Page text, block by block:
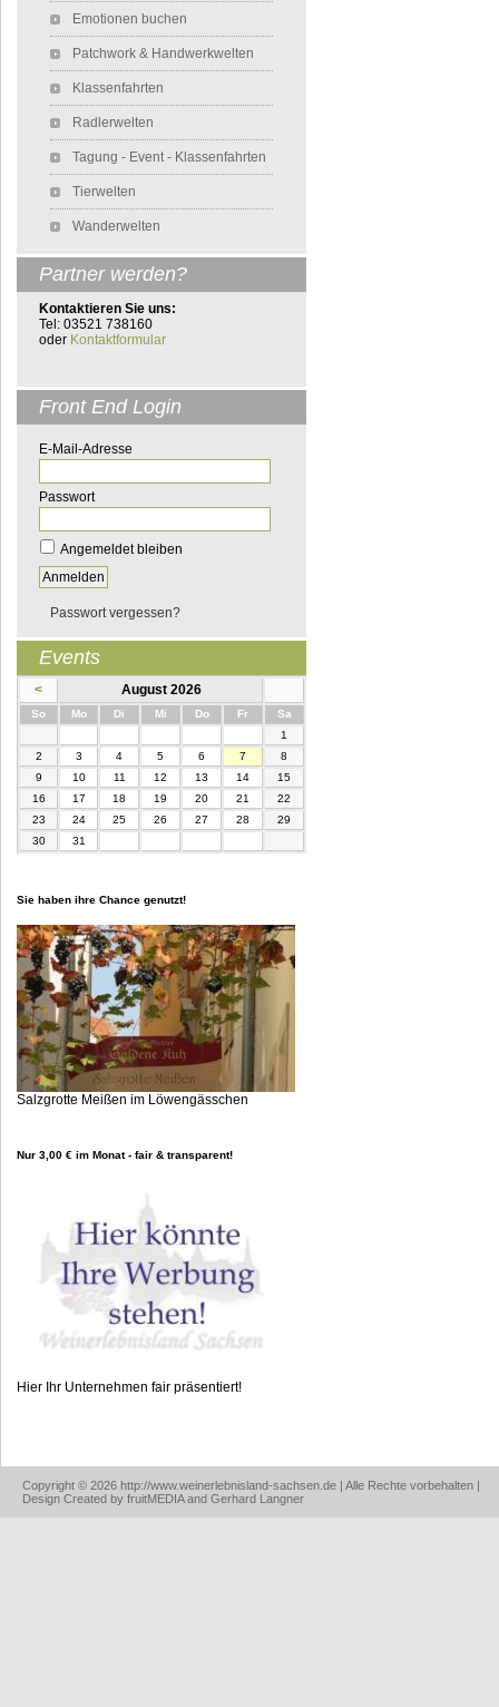
Emotionen buchen
Patchwork & Handwerkwelten
Klassenfahrten
Radlerwelten
Tagung - Event - Klassenfahrten
Tierwelten
Wanderwelten
Partner werden?
Kontaktieren Sie uns:
Tel: 03521 738160
oder Kontaktformular
Front End Login
E-Mail-Adresse
Passwort
Angemeldet bleiben
Passwort vergessen?
Events
< August 2026
SonntagMontag Di enstagMittwochDonnerstag
Freitag Samstag
1
2
3 4 5 6 7
8
9
10 11 12 13 14
15
16
17 18 19 20 21
22
23
24 25 26 27 28
29
30
31
Sie haben ihre Chance genutzt!
Salzgrotte Meißen im Löwengässchen
Nur 3,00 € im Monat - fair & transparent!
Hier Ihr Unternehmen fair präsentiert!
Copyright © 2026 http://www.weinerlebnisland-sachsen.de | Alle Rechte vorbehalten |
Design Created by fruitMEDIA and Gerhard Langner